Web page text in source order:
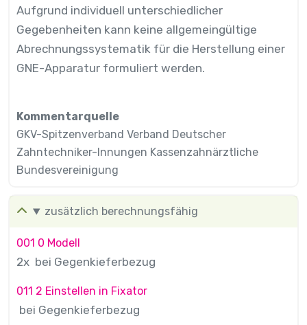
Aufgrund individuell unterschiedlicher
Gegebenheiten kann keine allgemeingültige
Abrechnungssystematik für die Herstellung einer
GNE-Apparatur formuliert werden.
Kommentarquelle
GKV-Spitzenverband Verband Deutscher
Zahntechniker-Innungen Kassenzahnärztliche
Bundesvereinigung
zusätzlich berechnungsfähig
001 0 Modell
2x bei Gegenkieferbezug
011 2 Einstellen in Fixator
bei Gegenkieferbezug